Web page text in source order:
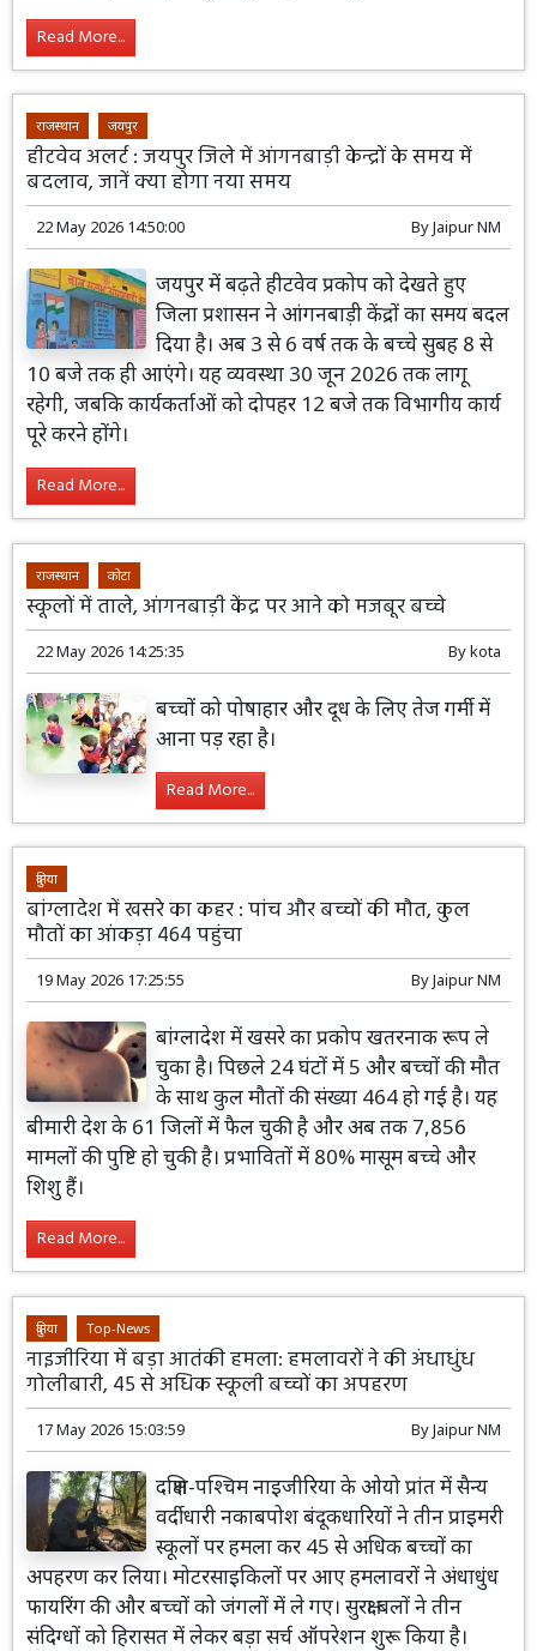
Read More...
राजस्थान जयपुर
हीटवेव अलर्ट : जयपुर जिले में आंगनबाड़ी केन्द्रों के समय में
बदलाव, जानें क्या होगा नया समय
22 May 2026 14:50:00 ByJaipur NM
जयपुर में बढ़ते हीटवेव प्रकोप को देखते हुए
जिला प्रशासन ने आंगनबाड़ी केंद्रों का समय बदल
दिया है। अब 3 से 6 वर्ष तक के बच्चे सुबह 8 से
10 बजे तक ही आएंगे। यह व्यवस्था 30 जून 2026 तक लागू
रहेगी, जबकि कार्यकर्ताओं को दोपहर 12 बजे तक विभागीय कार्य
पूरे करने होंगे।
Read More...
राजस्थान कोटा
स्कूलों में ताले, आंगनबाड़ी केंद्र पर आने को मजबूर बच्चे
22 May 2026 14:25:35 Bykota
बच्चों को पोषाहार और दूध के लिए तेज गर्मी में
आना पड़ रहा है।
Read More...
दुनिया
बांग्लादेश में खसरे का कहर : पांच और बच्चों की मौत, कुल
मौतों का आंकड़ा 464 पहुंचा
19 May 2026 17:25:55 ByJaipur NM
बांग्लादेश में खसरे का प्रकोप खतरनाक रूप ले
चुका है। पिछले 24 घंटों में 5 और बच्चों की मौत
के साथ कुल मौतों की संख्या 464 हो गई है। यह
बीमारी देश के 61 जिलों में फैल चुकी है और अब तक 7,856
मामलों की पुष्टि हो चुकी है। प्रभावितों में 80% मासूम बच्चे और
शिशु हैं।
Read More...
दुनिया Top-News
नाइजीरिया में बड़ा आतंकी हमला: हमलावरों ने की अंधाधुंध
गोलीबारी, 45 से अधिक स्कूली बच्चों का अपहरण
17 May 2026 15:03:59 ByJaipur NM
दक्षिण-पश्चिम नाइजीरिया के ओयो प्रांत में सैन्य
वर्दीधारी नकाबपोश बंदूकधारियों ने तीन प्राइमरी
स्कूलों पर हमला कर 45 से अधिक बच्चों का
अपहरण कर लिया। मोटरसाइकिलों पर आए हमलावरों ने अंधाधुंध
फायरिंग की और बच्चों को जंगलों में ले गए। सुरक्षा बलों ने तीन
संदिग्धों को हिरासत में लेकर बड़ा सर्च ऑपरेशन शुरू किया है।